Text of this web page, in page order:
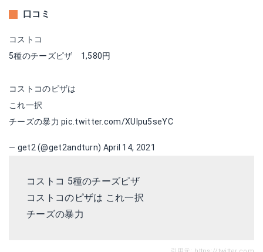
口コミ
コストコ
5種のチーズピザ 1,580円
コストコのピザは
これ一択
チーズの暴力pic.twitter.com/XUIpu5seYC
— get2 (@get2andturn) April 14, 2021
コストコ 5種のチーズピザ
コストコのピザは これ一択
チーズの暴力